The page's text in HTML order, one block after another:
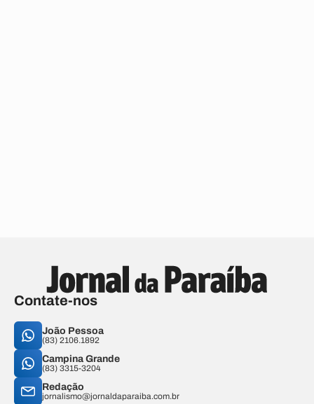
Contate-nos
João Pessoa
(83) 2106.1892
Campina Grande
(83) 3315-3204
Redação
jornalismo@jornaldaparaiba.com.br